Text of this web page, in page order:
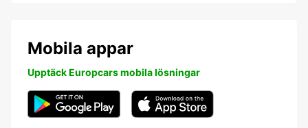
Mobila appar
Upptäck Europcars mobila lösningar